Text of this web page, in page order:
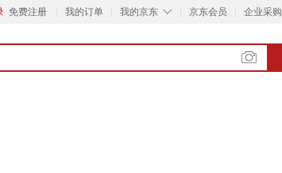
免费注册 我的订单 ◇
我的京东 京东会员 企业采购